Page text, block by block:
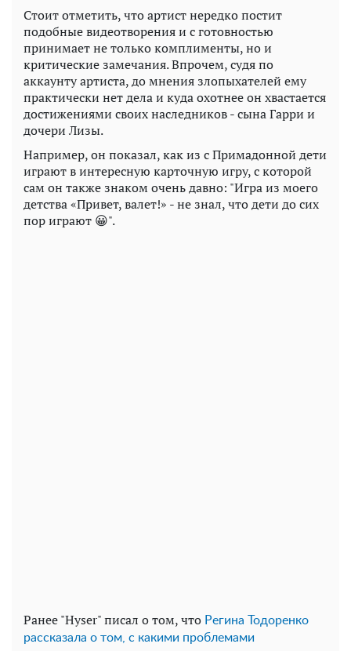
Стоит отметить, что артист нередко постит
подобные видеотворения и с готовностью
принимает не только комплименты, но и
критические замечания. Впрочем, судя по
аккаунту артиста, до мнения злопыхателей ему
практически нет дела и куда охотнее он хвастается
достижениями своих наследников - сына Гарри и
дочери Лизы.
Например, он показал, как из с Примадонной дети
играют в интересную карточную игру, с которой
сам он также знаком очень давно: "Игра из моего
детства «Привет, валет!» - не знал, что дети до сих
пор играют 😀".
Ранее "Hyser" писал о том, что Регина Тодоренко
рассказала о том, с какими проблемами